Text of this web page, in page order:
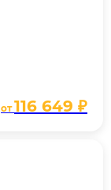
от116 649 ₽